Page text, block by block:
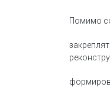
Помимо